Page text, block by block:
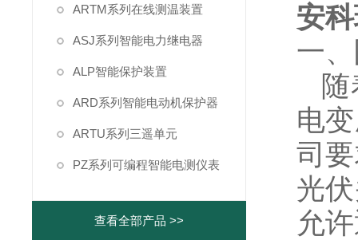
ARTM系列在线测温装置
ASJ系列智能电力继电器
ALP智能保护装置
ARD系列智能电动机保护器
ARTU系列三遥单元
PZ系列可编程智能电测仪表
查看全部产品 >>
安
一、
电
司
光
允